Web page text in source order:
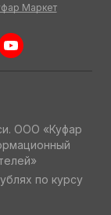
Маркет
ООО «Куфар
по курсу